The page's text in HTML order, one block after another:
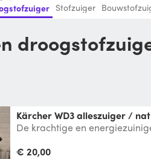
Stofzuiger
Kärcher WD3 alleszuiger /
De krachtige en
kunststof vuil
€ 20,00